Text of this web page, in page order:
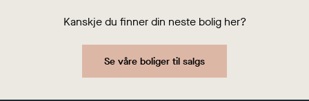
Kanskje du finner din neste bolig her?
Se våre boliger til salgs